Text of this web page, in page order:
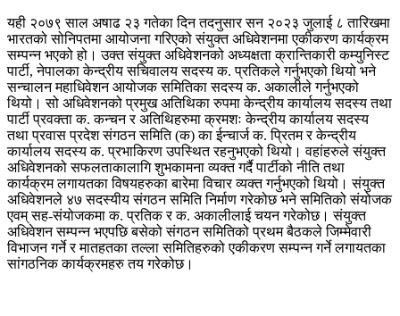
यही २०७९ साल अषाढ २३ गतेका दिन तदनुसार सन २०२३ जुलाई ८ तारिखमा
भारतको सोनिपतमा आयोजना गरिएको संयुक्त अधिवेशनमा एकीकरण कार्यक्रम
सम्पन्न भएको हो। उक्त संयुक्त अधिवेशनको अध्यक्षता क्रान्तिकारी कम्युनिस्ट
पार्टी, नेपालका केन्द्रीय सचिवालय सदस्य क. प्रतिकले गर्नुभएको थियो भने
सन्चालन महाधिवेशन आयोजक समितिका सदस्य क. अकालीले गर्नुभएको
थियो। सो अधिवेशनको प्रमुख अतिथिका रुपमा केन्द्रीय कार्यालय सदस्य तथा
पार्टी प्रवक्ता क. कन्चन र अतिथिहरुमा क्रमशः केन्द्रीय कार्यालय सदस्य
तथा प्रवास प्रदेश संगठन समिति (क) का ईन्चार्ज क. प्रितम र केन्द्रीय
कार्यालय सदस्य क. प्रभाकिरण उपस्थित रहनुभएको थियो। वहांहरुले संयुक्त
अधिवेशनको सफलताकालागि शुभकामना व्यक्त गर्दै पार्टीको नीति तथा
कार्यक्रम लगायतका विषयहरुका बारेमा विचार व्यक्त गर्नुभएको थियो। संयुक्त
अधिवेशनले ४७ सदस्यीय संगठन समिति निर्माण गरेकोछ भने समितिको संयोजक
एवम् सह-संयोजकमा क. प्रतिक र क. अकालीलाई चयन गरेकोछ। संयुक्त
अधिवेशन सम्पन्न भएपछि बसेको संगठन समितिको प्रथम बैठकले जिम्मेवारी
विभाजन गर्ने र मातहतका तल्ला समितिहरुको एकीकरण सम्पन्न गर्ने लगायतका
सांगठनिक कार्यक्रमहरु तय गरेकोछ।